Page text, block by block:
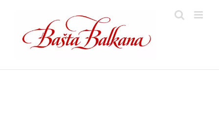
content